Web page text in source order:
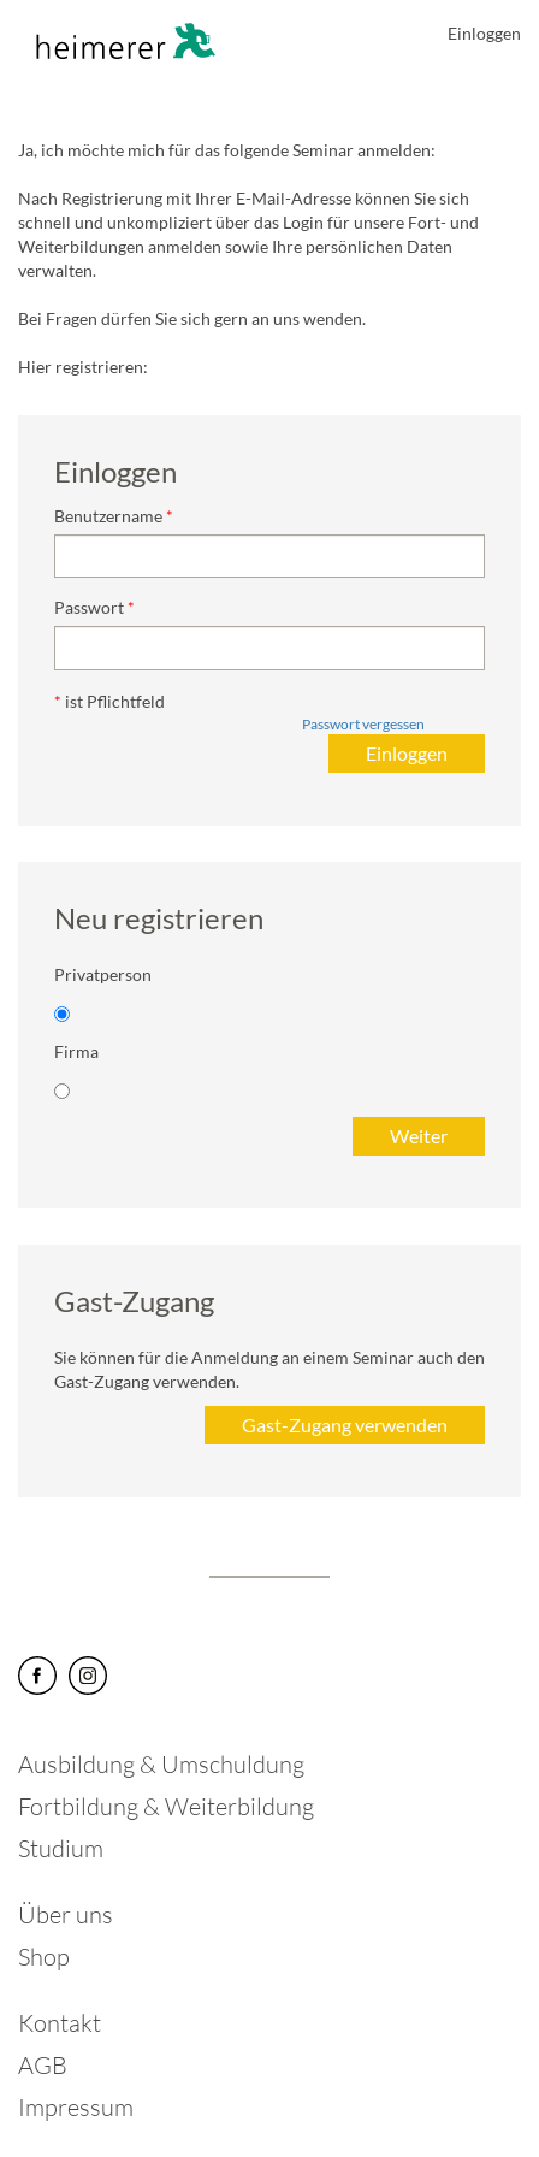
Einloggen
Ja, ich möchte mich für das folgende Seminar anmelden:
Nach Registrierung mit Ihrer E-Mail-Adresse können Sie sich
schnell und unkompliziert über das Login für unsere Fort- und
Weiterbildungen anmelden sowie Ihre persönlichen Daten
verwalten.
Bei Fragen dürfen Sie sich gern an uns wenden.
Hier registrieren:
Einloggen
Benutzername
Passwort
* ist Pflichtfeld
Passwort vergessen
Neu registrieren
Privatperson
Firma
Gast-Zugang
Sie können für die Anmeldung an einem Seminar auch den
Gast-Zugang verwenden.
Ausbildung & Umschuldung
Fortbildung & Weiterbildung
Studium
Über uns
Shop
Kontakt
AGB
Impressum